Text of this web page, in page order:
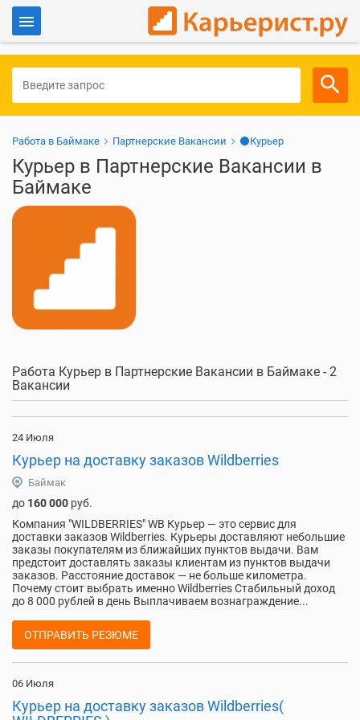
Для работодателей
Работа в Баймаке Партнерские Вакансии ⚫Курьер
Курьер в Партнерские Вакансии в
Баймаке
Работа Курьер в Партнерские Вакансии в Баймаке - 2
Вакансии
24 Июля
Курьер на доставку заказов Wildberries
Баймак
до 160 000 руб.
Компания "WILDBERRIES" WB Курьер — это сервис для
доставки заказов Wildberries. Курьеры доставляют небольшие
заказы покупателям из ближайших пунктов выдачи. Вам
предстоит доставлять заказы клиентам из пунктов выдачи
заказов. Расстояние доставок — не больше километра.
Почему стоит выбрать именно Wildberries Стабильный доход
до 8 000 рублей в день Выплачиваем вознаграждение...
ОТПРАВИТЬ РЕЗЮМЕ
06 Июля
Курьер на доставку заказов Wildberries(